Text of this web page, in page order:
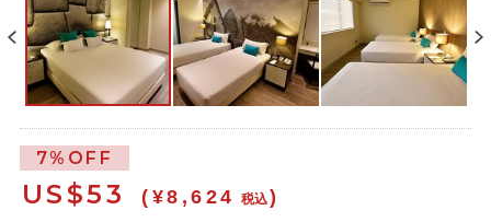
7%OFF
US$53 (¥8,624 税込)